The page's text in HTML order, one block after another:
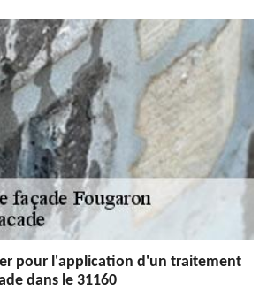
pour l'application d'un traitement
dans le 31160